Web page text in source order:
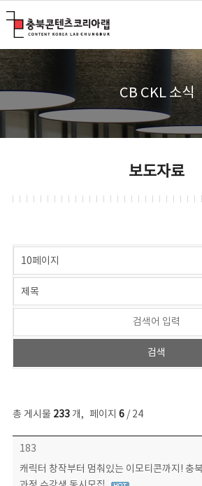
CB CKL 소식
보도자료
총 게시물 233개, 페이지 6/ 24
보도자료 목록 - 번호, 제목, 작성자, 파일, 조회수, 작성일 정보 제공
183
캐릭터 창작부터 멈춰있는 이모티콘까지! 충